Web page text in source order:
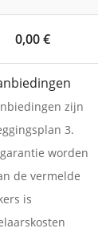
0,00 €
zijn
3.
worden
de vermelde
is